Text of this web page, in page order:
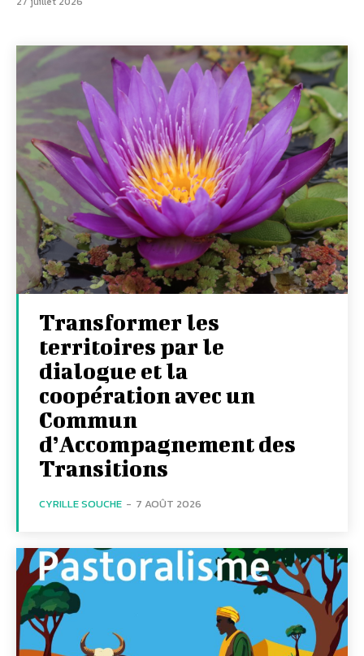
Transformer les
territoires par le
dialogue et la
coopération avec un
Commun
d’Accompagnement des
Transitions
CYRILLE SOUCHE - 7 AOÛT 2026